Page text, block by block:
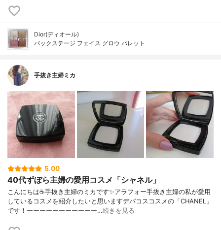
Dior(ディオール)
バックステージ フェイス グロウ パレット
手抜き主婦ミカ
5.00
40代ずぼら主婦の愛用コスメ「シャネル」
こんにちは☕手抜き主婦のミカです✨アラフォー手抜き主婦の私が愛用
しているコスメを紹介したいと思いますデパコスコスメの「CHANEL」
です！ーーーーーーーーーーー…続きを見る